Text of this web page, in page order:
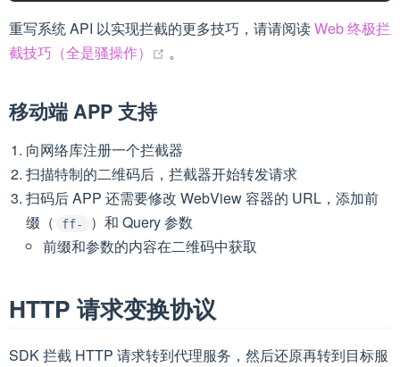
重写系统 API 以实现拦截的更多技巧，请请阅读Web 终极拦
截技巧（全是骚操作）
(opens new window)
。
移动端 APP 支持
向网络库注册一个拦截器
扫描特制的二维码后，拦截器开始转发请求
扫码后 APP 还需要修改 WebView 容器的 URL，添加前
缀（
ff-
）和 Query 参数
前缀和参数的内容在二维码中获取
HTTP 请求变换协议
SDK 拦截 HTTP 请求转到代理服务，然后还原再转到目标服